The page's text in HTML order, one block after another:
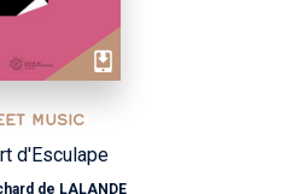
MUSIC
d'Esculape
de LALANDE